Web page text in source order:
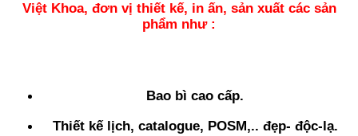
Việt Khoa, đơn vị thiết kế, in ấn, sản xuất các sản
phẩm như :
Bao bì cao cấp.
Thiết kế lịch, catalogue, POSM,.. đẹp- độc-lạ.